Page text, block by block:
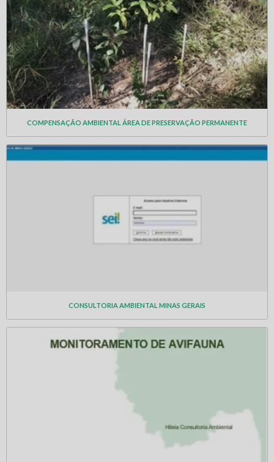
COMPENSAÇÃO AMBIENTAL ÁREA DE PRESERVAÇÃO PERMANENTE
CONSULTORIA AMBIENTAL MINAS GERAIS